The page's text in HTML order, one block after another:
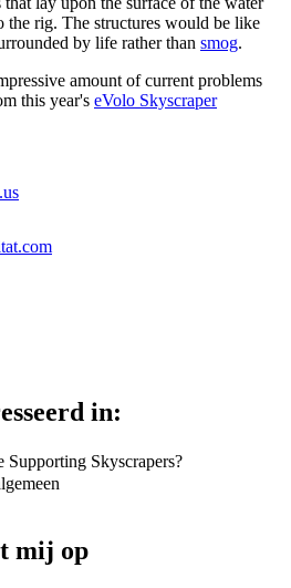
the rig. The structures would be like
by life rather than smog.
amount of current problems
this year's eVolo Skyscraper
in:
Skyscrapers?
mij op